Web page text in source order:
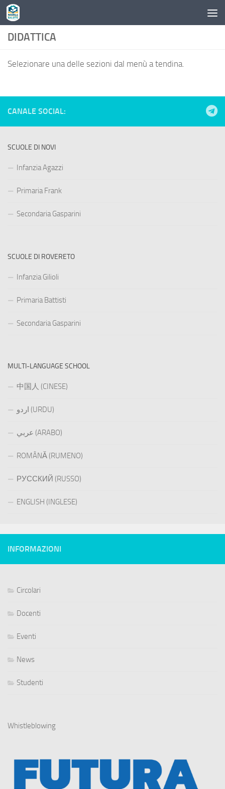
Skip to content
DIDATTICA
Selezionare una delle sezioni dal menù a tendina.
CANALE SOCIAL:
SCUOLE DI NOVI
Infanzia Agazzi
Primaria Frank
Secondaria Gasparini
SCUOLE DI ROVERETO
Infanzia Gilioli
Primaria Battisti
Secondaria Gasparini
MULTI-LANGUAGE SCHOOL
中国人 (CINESE)
اردو (URDU)
عربي (ARABO)
ROMÂNĂ (RUMENO)
РУССКИЙ (RUSSO)
ENGLISH (INGLESE)
INFORMAZIONI
Circolari
Docenti
Eventi
News
Studenti
Whistleblowing